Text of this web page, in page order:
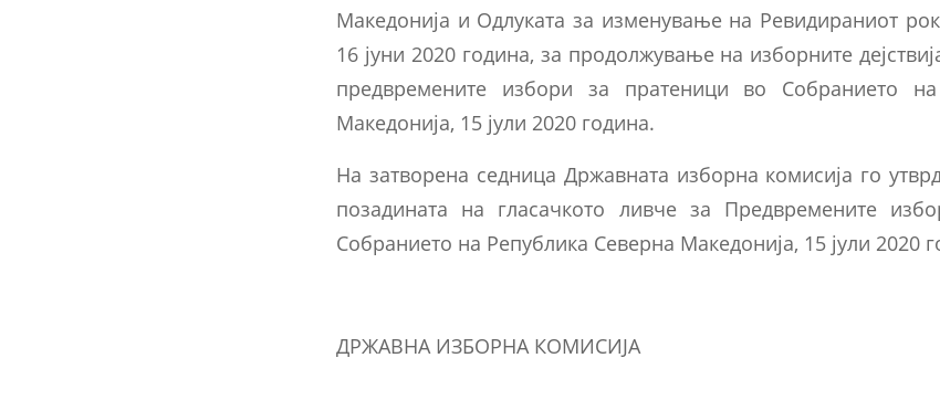
Македонија и Одлуката за изменување на Ревидираниот
16 јуни 2020 година, за продолжување на изборните
предвремените избори за пратеници во Собранието
Македонија, 15 јули 2020 година.
На затворена седница Државната изборна комисија го
позадината на гласачкото ливче за Предвремените
Собранието на Република Северна Македонија, 15 јули 2020
ДРЖАВНА ИЗБОРНА КОМИСИЈА